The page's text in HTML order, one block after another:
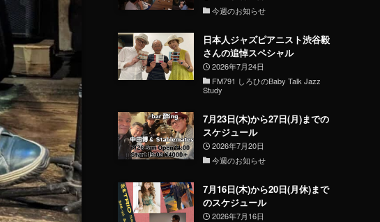
今週のお知らせ
日本人ジャズピアニスト渋谷毅
さんの追悼スペシャル
2026年7月24日
FM791 しろひのBaby Talk Jazz
Study
7月23日(木)から27日(月)までの
スケジュール
2026年7月20日
今週のお知らせ
7月16日(木)から20日(月休)まで
のスケジュール
2026年7月16日